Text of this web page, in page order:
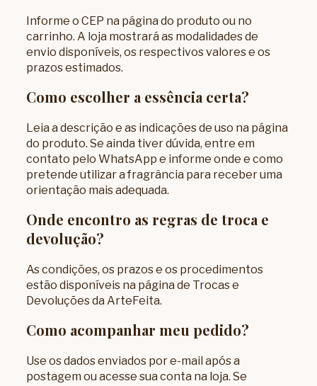
Informe o CEP na página do produto ou no
carrinho. A loja mostrará as modalidades de
envio disponíveis, os respectivos valores e os
prazos estimados.
Como escolher a essência certa?
Leia a descrição e as indicações de uso na página
do produto. Se ainda tiver dúvida, entre em
contato pelo WhatsApp e informe onde e como
pretende utilizar a fragrância para receber uma
orientação mais adequada.
Onde encontro as regras de troca e
devolução?
As condições, os prazos e os procedimentos
estão disponíveis na página de Trocas e
Devoluções da ArteFeita.
Como acompanhar meu pedido?
Use os dados enviados por e-mail após a
postagem ou acesse sua conta na loja. Se